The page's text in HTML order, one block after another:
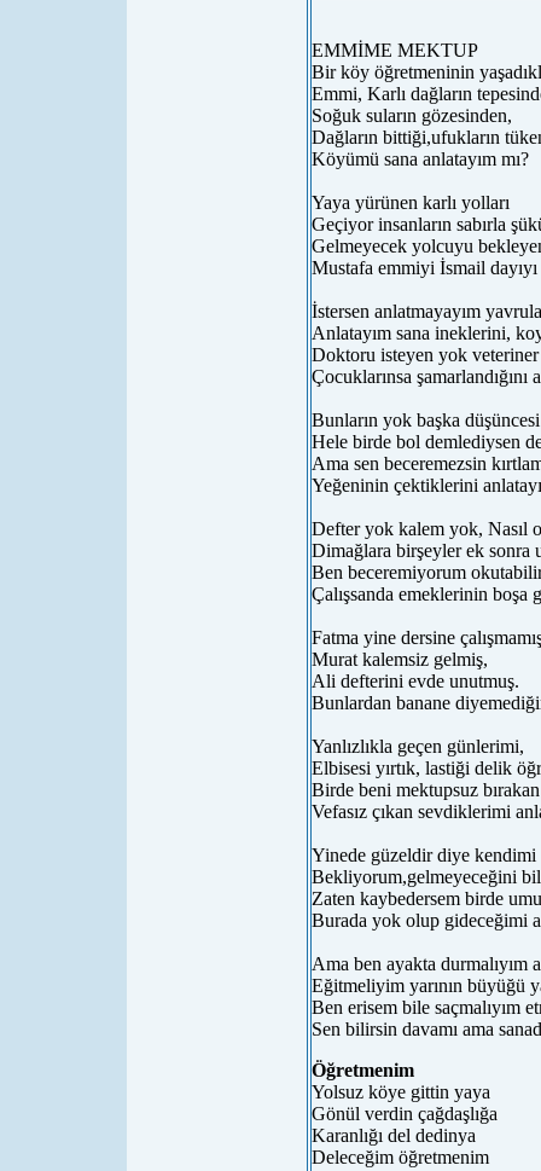
EMMİME MEKTUP
Bir köy öğretmeninin
Emmi, Karlı dağların
Soğuk suların gözesinden,
Dağların bittiği,ufukların
Köyümü sana anlatayım mı?
Yaya yürünen karlı yolları
Geçiyor insanların sabırla
Gelmeyecek yolcuyu
Mustafa emmiyi İsmail dayıyı
İstersen anlatmayayım
Anlatayım sana ineklerini,
Doktoru isteyen yok veteriner
Çocuklarınsa şamarlandığını
Bunların yok başka
Hele birde bol demlediysen
Ama sen beceremezsin
Yeğeninin çektiklerini
Defter yok kalem yok, Nasıl
Dimağlara birşeyler ek sonra
Ben beceremiyorum
Çalışsanda emeklerinin boşa
Fatma yine dersine
Murat kalemsiz gelmiş,
Ali defterini evde unutmuş.
Bunlardan banane
Yanlızlıkla geçen günlerimi,
Elbisesi yırtık, lastiği delik
Birde beni mektupsuz
Vefasız çıkan sevdiklerimi
Yinede güzeldir diye kendimi
Bekliyorum,gelmeyeceğini
Zaten kaybedersem birde
Burada yok olup gideceğimi
Ama ben ayakta durmalıyım
Eğitmeliyim yarının büyüğü
Ben erisem bile saçmalıyım
Sen bilirsin davamı ama
Öğretmenim
Yolsuz köye gittin yaya
Gönül verdin çağdaşlığa
Karanlığı del dedinya
Deleceğim öğretmenim